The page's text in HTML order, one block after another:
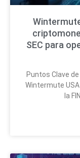
SEC para
Puntos Clave
Wintermute
la